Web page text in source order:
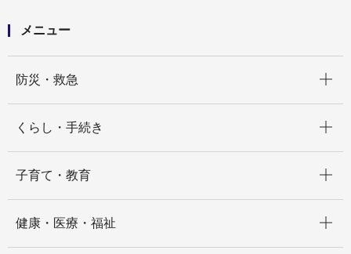
メニュー
防災・救急
くらし・手続き
子育て・教育
健康・医療・福祉